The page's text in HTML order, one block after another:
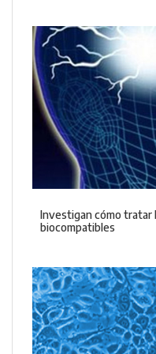
Investigan cómo tratar
biocompatibles